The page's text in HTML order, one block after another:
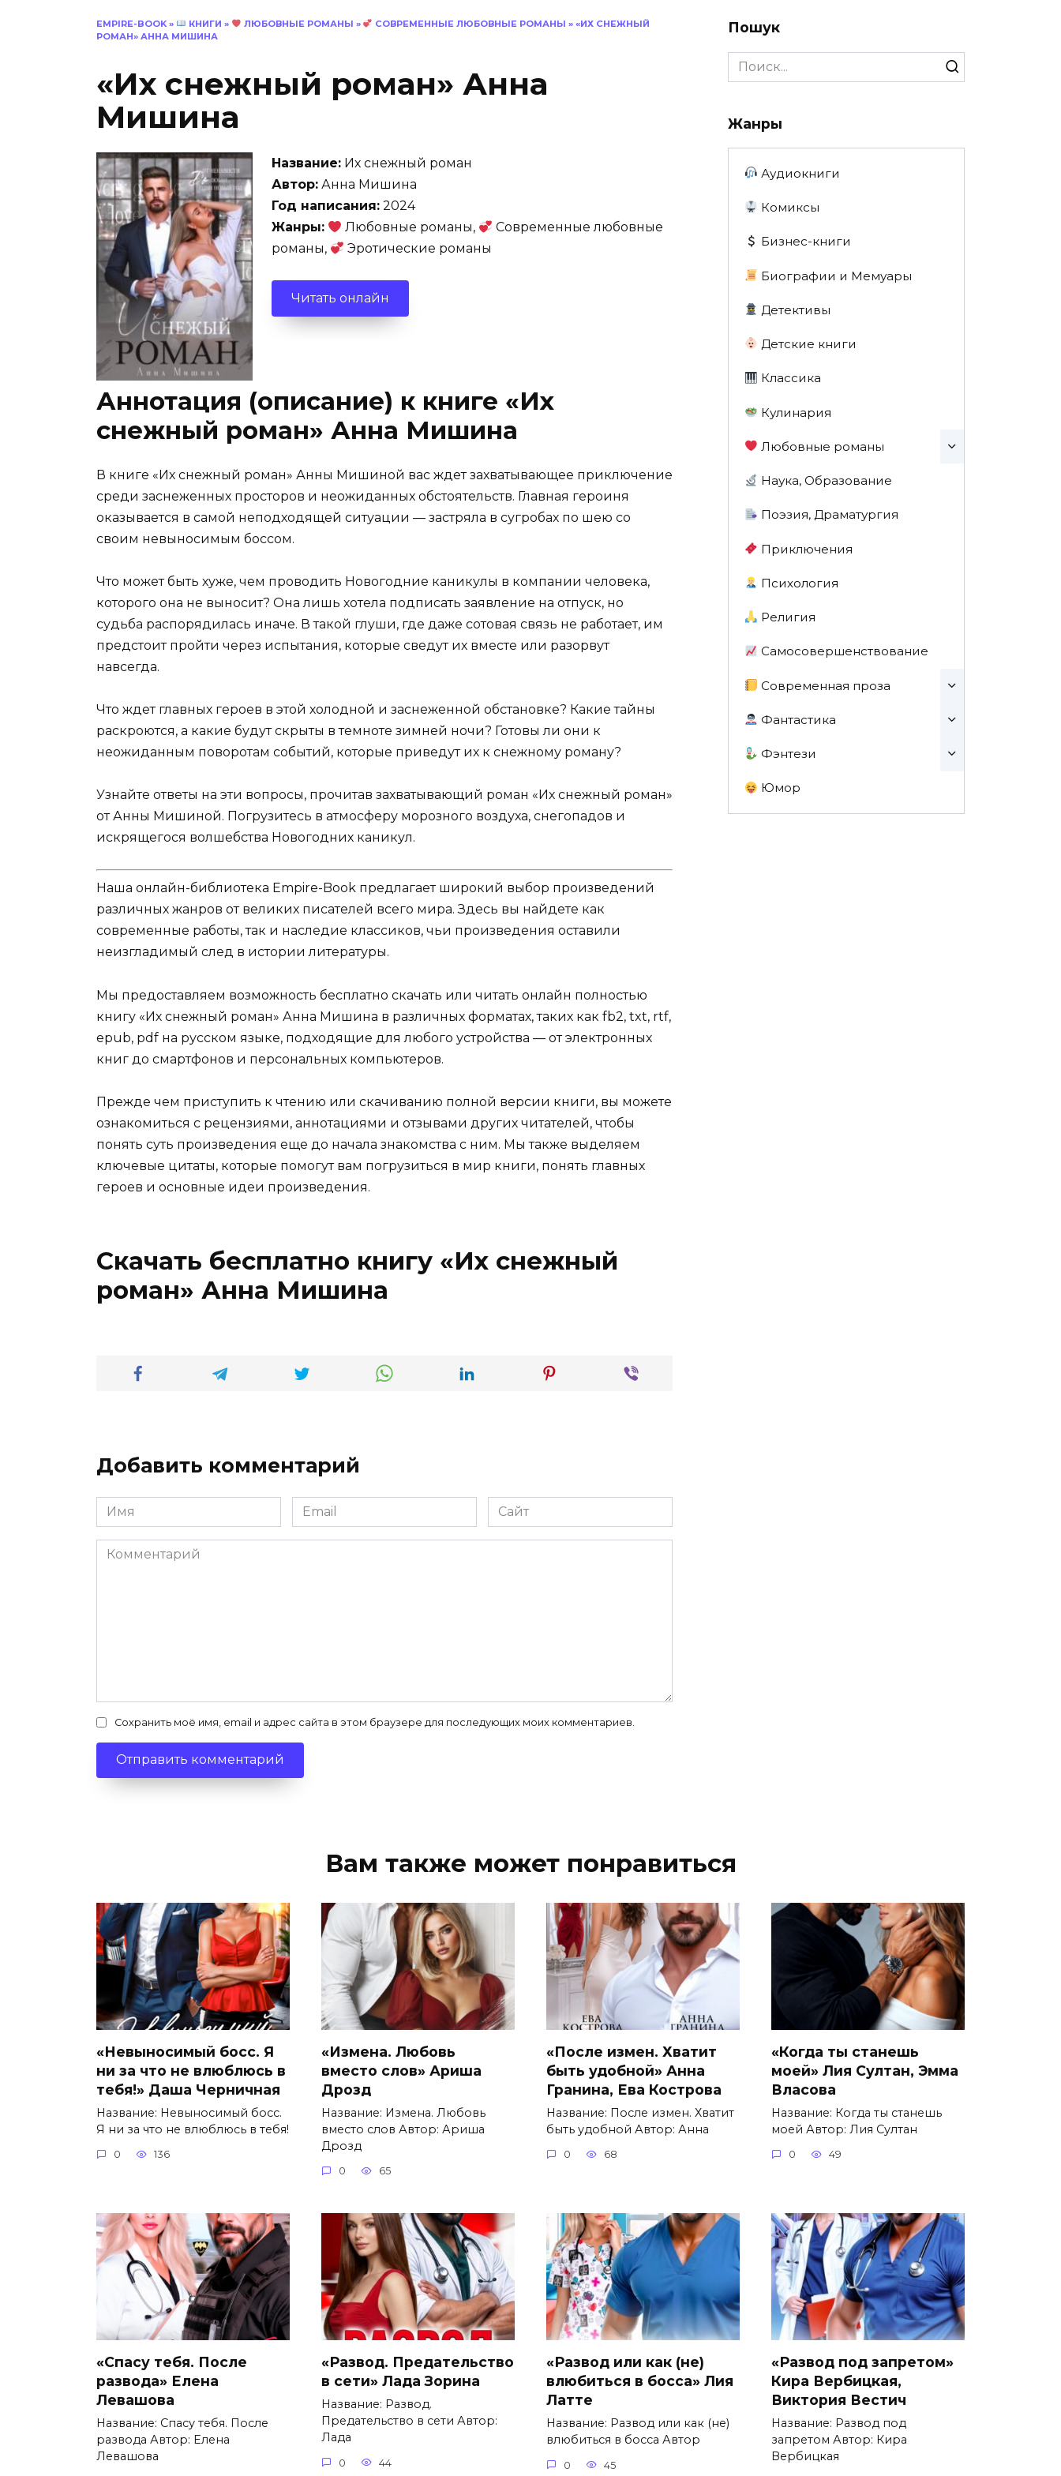
EMPIRE-BOOK » КНИГИ » ЛЮБОВНЫЕ РОМАНЫ » СОВРЕМЕННЫЕ ЛЮБОВНЫЕ РОМАНЫ »«ИХ СНЕЖНЫЙ
РОМАН» АННА МИШИНА
«Их снежный роман» Анна
Мишина
Название: Их снежный роман
Автор: Анна Мишина
Год написания: 2024
Жанры:
Любовные романы,
Современные любовные
романы,
Эротические романы
Читать онлайн
Аннотация (описание) к книге «Их
снежный роман» Анна Мишина
В книге «Их снежный роман» Анны Мишиной вас ждет захватывающее приключение
среди заснеженных просторов и неожиданных обстоятельств. Главная героиня
оказывается в самой неподходящей ситуации — застряла в сугробах по шею со
своим невыносимым боссом.
Что может быть хуже, чем проводить Новогодние каникулы в компании человека,
которого она не выносит? Она лишь хотела подписать заявление на отпуск, но
судьба распорядилась иначе. В такой глуши, где даже сотовая связь не работает, им
предстоит пройти через испытания, которые сведут их вместе или разорвут
навсегда.
Что ждет главных героев в этой холодной и заснеженной обстановке? Какие тайны
раскроются, а какие будут скрыты в темноте зимней ночи? Готовы ли они к
неожиданным поворотам событий, которые приведут их к снежному роману?
Узнайте ответы на эти вопросы, прочитав захватывающий роман «Их снежный роман»
от Анны Мишиной. Погрузитесь в атмосферу морозного воздуха, снегопадов и
искрящегося волшебства Новогодних каникул.
Наша онлайн-библиотека Empire-Book предлагает широкий выбор произведений
различных жанров от великих писателей всего мира. Здесь вы найдете как
современные работы, так и наследие классиков, чьи произведения оставили
неизгладимый след в истории литературы.
Мы предоставляем возможность бесплатно скачать или читать онлайн полностью
книгу «Их снежный роман» Анна Мишина в различных форматах, таких как fb2, txt, rtf,
epub, pdf на русском языке, подходящие для любого устройства — от электронных
книг до смартфонов и персональных компьютеров.
Прежде чем приступить к чтению или скачиванию полной версии книги, вы можете
ознакомиться с рецензиями, аннотациями и отзывами других читателей, чтобы
понять суть произведения еще до начала знакомства с ним. Мы также выделяем
ключевые цитаты, которые помогут вам погрузиться в мир книги, понять главных
героев и основные идеи произведения.
Скачать бесплатно книгу «Их снежный
роман» Анна Мишина
Добавить комментарий
Имя
*
Email
*
Сайт
Комментарий
Сохранить моё имя, email и адрес сайта в этом браузере для последующих моих комментариев.
Пошук
Search
for:
Жанры
Аудиокниги
Комиксы
Бизнес-книги
Биографии и Мемуары
Детективы
Детские книги
Классика
Кулинария
Любовные романы
Наука, Образование
Поэзия, Драматургия
Приключения
Психология
Религия
Самосовершенствование
Современная проза
Фантастика
Фэнтези
Юмор
Вам также может понравиться
«Невыносимый босс. Я
ни за что не влюблюсь в
тебя!» Даша Черничная
Название: Невыносимый босс.
Я ни за что не влюблюсь в тебя!
0 136
«Измена. Любовь
вместо слов» Ариша
Дрозд
Название: Измена. Любовь
вместо слов Автор: Ариша
Дрозд
0 65
«После измен. Хватит
быть удобной» Анна
Гранина, Ева Кострова
Название: После измен. Хватит
быть удобной Автор: Анна
0 68
«Когда ты станешь
моей» Лия Султан, Эмма
Власова
Название: Когда ты станешь
моей Автор: Лия Султан
0 49
«Спасу тебя. После
развода» Елена
Левашова
Название: Спасу тебя. После
развода Автор: Елена
Левашова
«Развод. Предательство
в сети» Лада Зорина
Название: Развод.
Предательство в сети Автор:
Лада
0 44
«Развод или как (не)
влюбиться в босса» Лия
Латте
Название: Развод или как (не)
влюбиться в босса Автор
0 45
«Развод под запретом»
Кира Вербицкая,
Виктория Вестич
Название: Развод под
запретом Автор: Кира
Вербицкая